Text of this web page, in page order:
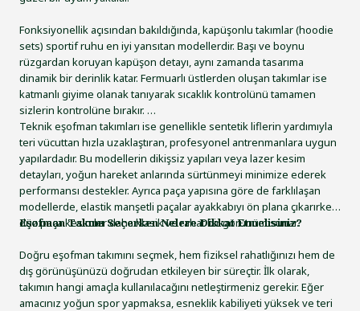
Fonksiyonellik açısından bakıldığında, kapüşonlu takımlar (hoodie
sets) sportif ruhu en iyi yansıtan modellerdir. Başı ve boynu
rüzgardan koruyan kapüşon detayı, aynı zamanda tasarıma
dinamik bir derinlik katar. Fermuarlı üstlerden oluşan takımlar ise
katmanlı giyime olanak tanıyarak sıcaklık kontrolünü tamamen
sizlerin kontrolüne bırakır.
Teknik eşofman takımları ise genellikle sentetik liflerin yardımıyla
teri vücuttan hızla uzaklaştıran, profesyonel antrenmanlara uygun
yapılardadır. Bu modellerin dikişsiz yapıları veya lazer kesim
detayları, yoğun hareket anlarında sürtünmeyi minimize ederek
performansı destekler. Ayrıca paça yapısına göre de farklılaşan
modellerde, elastik manşetli paçalar ayakkabıyı ön plana çıkarırken;
düz paça kesimler daha klasik ve rahat bir görünüm sunar.
Eşofman Takımı Seçerken Nelere Dikkat Etmelisiniz?
Doğru eşofman takımını seçmek, hem fiziksel rahatlığınızı hem de
dış görünüşünüzü doğrudan etkileyen bir süreçtir. İlk olarak,
takımın hangi amaçla kullanılacağını netleştirmeniz gerekir. Eğer
amacınız yoğun spor yapmaksa, esneklik kabiliyeti yüksek ve teri